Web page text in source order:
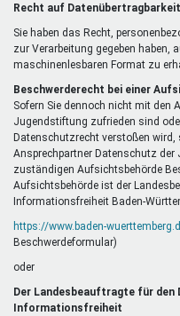
E-
Recht auf Datenübertragbarkeit
Sie haben das Recht,
zur Verarbeitung gegeben haben,
maschinenlesbaren Format zu
Beschwerderecht bei einer
Sofern Sie dennoch nicht mit den
Jugendstiftung zufrieden sind
Datenschutzrecht verstoßen wird,
Ansprechpartner Datenschutz
zuständigen Aufsichtsbehörde
Aufsichtsbehörde ist der
Informationsfreiheit Baden-
https://www.baden-
Beschwerdeformular)
oder
Der Landesbeauftragte für den
Informationsfreiheit